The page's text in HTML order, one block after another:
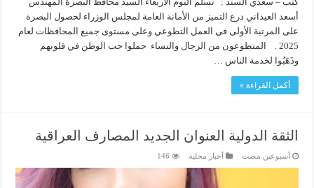
أسعد العيداني درع التميز من الأمانة العامة لمجلس الوزراء لحصول البصرة
على المرتبة الأولى في العمل التطوعي وعلى مستوى جميع المحافظات لعام
2025 . المتطوعون من الرجال والنساء حملوا حب الوطن في قلوبهم
وذَهَبُوا لخدمة الناس …
أكمل القراءة »
الثقة الدولية العنوان الجديد المصارف العراقية
‏أسبوعين مضت أخبار محلية 146